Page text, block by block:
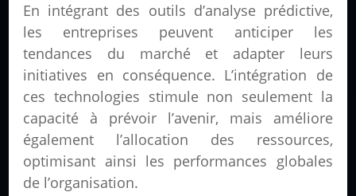
En intégrant des outils d’analyse prédictive,
les entreprises peuvent anticiper les
tendances du marché et adapter leurs
initiatives en conséquence. L’intégration de
ces technologies stimule non seulement la
capacité à prévoir l’avenir, mais améliore
également l’allocation des ressources,
optimisant ainsi les performances globales
de l’organisation.